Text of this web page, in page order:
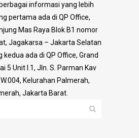
informasi yang lebih
pertama ada di QP Office,
Mas Raya Blok B1 nomor
Jagakarsa – Jakarta Selatan
kedua ada di QP Office, Grand
5 Unit I.1, Jln. S. Parman Kav
Kelurahan Palmerah,
Jakarta Barat